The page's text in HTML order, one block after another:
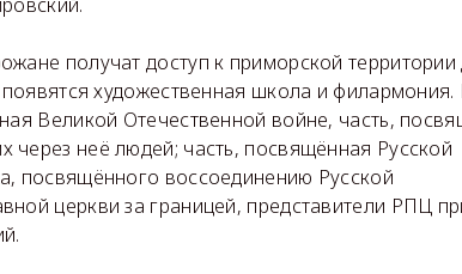
получат доступ к приморской территории
художественная школа и
Великой Отечественной войне, часть,
неё людей; часть, посвящённая Русской
посвящённого воссоединению Русской
церкви за границей, представители РПЦ